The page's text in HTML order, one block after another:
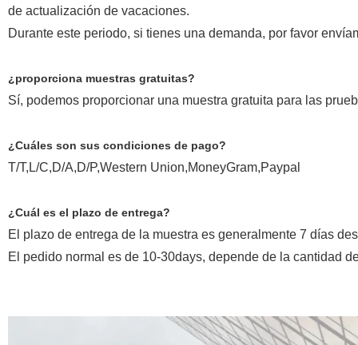
de actualización de vacaciones.
Durante este periodo, si tienes una demanda, por favor
¿proporciona muestras gratuitas?
Sí, podemos proporcionar una muestra gratuita para las
¿Cuáles son sus condiciones de pago?
T/T,L/C,D/A,D/P,Western Union,MoneyGram,Paypal
¿Cuál es el plazo de entrega?
El plazo de entrega de la muestra es generalmente 7 días
El pedido normal es de 10-30days, depende de la cantidad